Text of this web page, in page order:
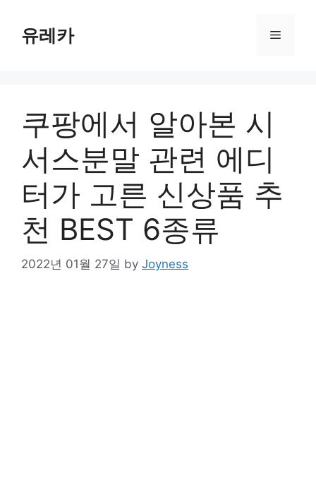
content유레카 Menu
쿠팡에서 알아본 시
서스분말 관련 에디
터가 고른 신상품 추
천 BEST 6종류
2022년 01월 27일 by Joyness